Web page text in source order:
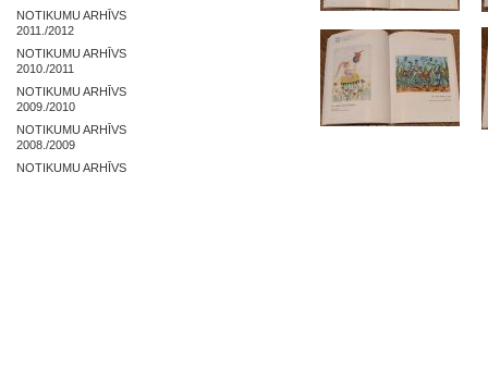
NOTIKUMU ARHĪVS
2011./2012
NOTIKUMU ARHĪVS
2010./2011
NOTIKUMU ARHĪVS
2009./2010
NOTIKUMU ARHĪVS
2008./2009
NOTIKUMU ARHĪVS